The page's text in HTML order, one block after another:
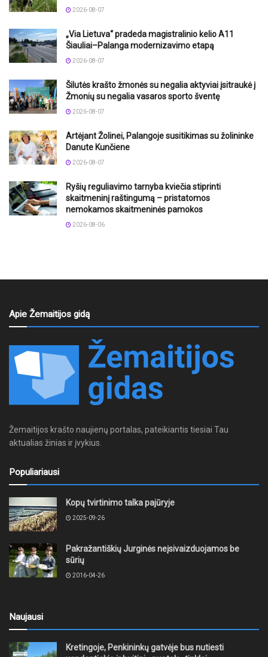
2026-08-07
„Via Lietuva“ pradeda magistralinio kelio A11
Šiauliai–Palanga modernizavimo etapą
2026-08-07
Šilutės krašto žmonės su negalia aktyviai įsitraukė į
Žmonių su negalia vasaros sporto šventę
2026-08-07
Artėjant Žolinei, Palangoje susitikimas su žolininke
Danute Kunčiene
2026-08-07
Ryšių reguliavimo tarnyba kviečia stiprinti
skaitmeninį raštingumą – pristatomos
nemokamos skaitmeninės pamokos
2026-08-06
Apie Žemaitijos gidą
Žemaitijos krašto naujienų portalas, pateikiantis tiesiai Tau
aktualias žinias ir įvykius.
Populiariausi
Kopų tvirtinimo talka pajūryje
2025-09-26
Pakražantiškių Jurginės neįsivaizduojamos be
sūrių
2016-04-26
Naujausi
Kretingoje, Penkininkų gatvėje bus nutiesti